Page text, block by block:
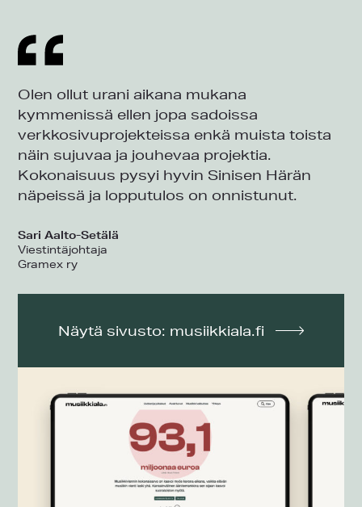
Olen ollut urani aikana mukana
kymmenissä ellen jopa sadoissa
verkkosivuprojekteissa enkä muista toista
näin sujuvaa ja jouhevaa projektia.
Kokonaisuus pysyi hyvin Sinisen Härän
näpeissä ja lopputulos on onnistunut.
Sari Aalto-Setälä
Viestintäjohtaja
Gramex ry
Näytä sivusto: musiikkiala.fi